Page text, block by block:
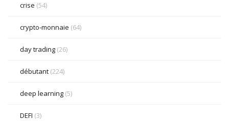
crise (54)
crypto-monnaie (64)
day trading (26)
débutant (224)
deep learning (5)
DEFI (3)